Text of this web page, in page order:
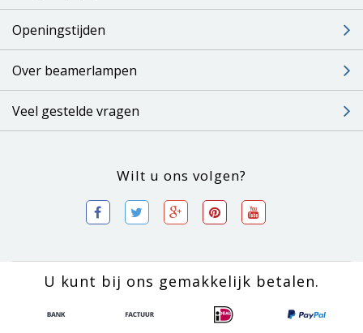
Openingstijden
Over beamerlampen
Veel gestelde vragen
Wilt u ons volgen?
U kunt bij ons gemakkelijk betalen.